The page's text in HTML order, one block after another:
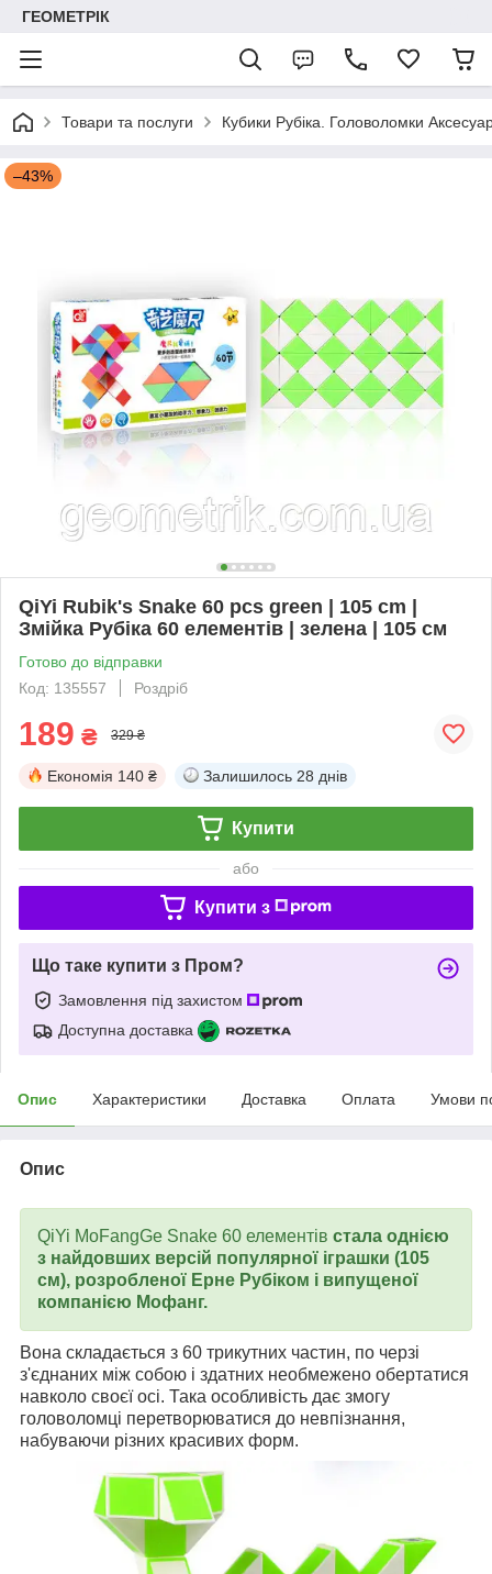
ГЕОМЕТРІК
Товари та послуги Кубики Рубіка. Головоломки
–43%
QiYi Rubik's Snake 60 pcs green | 105 cm |
Змійка Рубіка 60 елементів | зелена | 105 см
Готово до відправки
Код: 135557
Роздріб
189 ₴ 329 ₴
Економія 140 ₴ Залишилось 28 днів
Купити
або
Купити з
Що таке купити з Пром?
Замовлення під захистом
Доступна доставка
Опис Характеристики Доставка Оплата Умови
Опис
QiYi MoFangGe Snake 60 елементів стала однією
з найдовших версій популярної іграшки (105
см), розробленої Ерне Рубіком і випущеної
компанією Мофанг.
Вона складається з 60 трикутних частин, по черзі
з'єднаних між собою і здатних необмежено обертатися
навколо своєї осі. Така особливість дає змогу
головоломці перетворюватися до невпізнання,
набуваючи різних красивих форм.